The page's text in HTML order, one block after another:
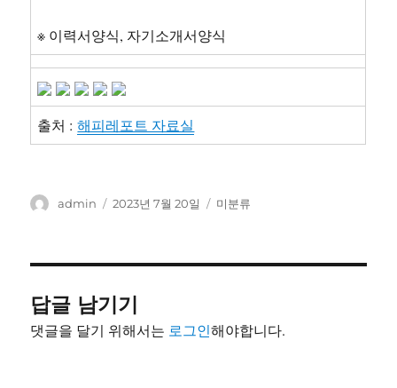
※ 이력서양식, 자기소개서양식
출처 :해피레포트 자료실
글
admin
작
2023년 7월 20일
카
미분류
답글 남기기
댓글을 달기 위해서는 로그인해야합니다.